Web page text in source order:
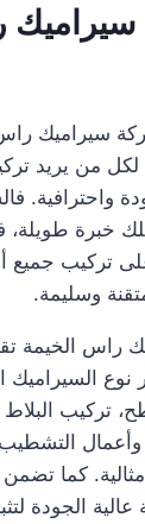
سيراميك
من يريد
واحترافية.
خبرة طويلة،
تركيب جميع
وسليمة.
راس الخيمة
نوع
تركيب
التشطيب
مثالية. كما
الجودة